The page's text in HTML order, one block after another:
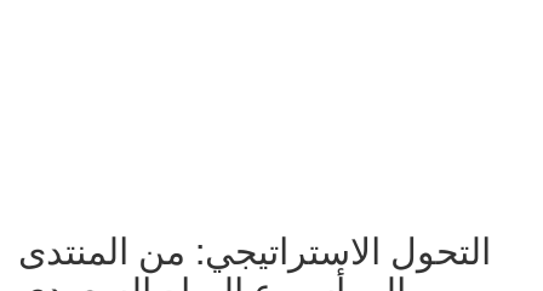
التحول الاستراتيجي: من المنتدى